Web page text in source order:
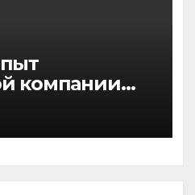
компании